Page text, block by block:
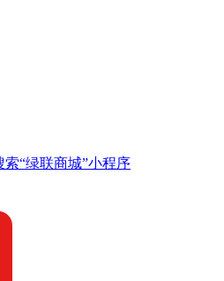
“绿联商城”小程序